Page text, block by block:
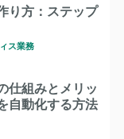
り方：ステップ
ス業務
仕組みとメリッ
自動化する方法